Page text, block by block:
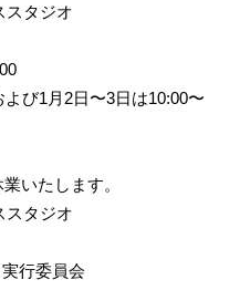
スタジオ
び1月2日〜3日は10:00〜
いたします。
スタジオ
行委員会